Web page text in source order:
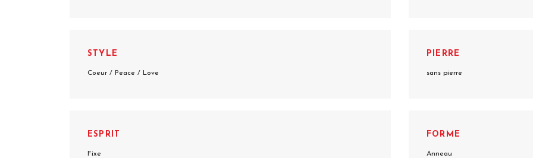
STYLE
Coeur / Peace / Love
PIERRE
sans pierre
ESPRIT
Fixe
FORME
Anneau